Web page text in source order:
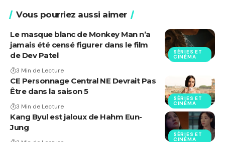
Vous pourriez aussi aimer
SÉRIES ET
CINÉMA
Le masque blanc de Monkey Man n’a
jamais été censé figurer dans le film
de Dev Patel
3 Min de Lecture
SÉRIES ET
CINÉMA
CE Personnage Central NE Devrait Pas
Être dans la saison 5
3 Min de Lecture
SÉRIES ET
CINÉMA
Kang Byul est jaloux de Hahm Eun-
Jung